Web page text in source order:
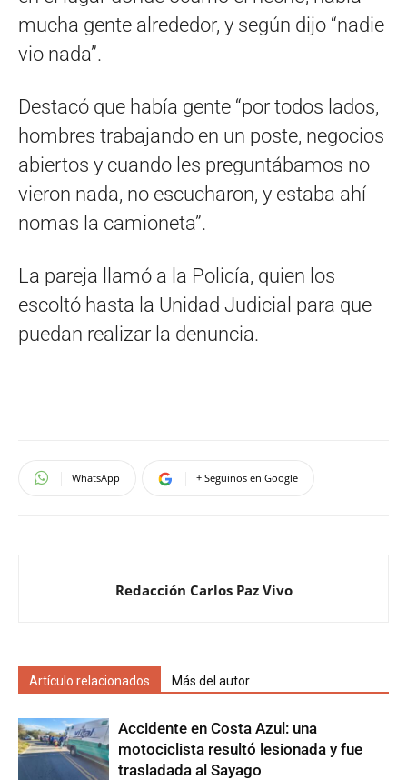
mucha gente alrededor, y según dijo “nadie
vio nada”.
Destacó que había gente “por todos lados,
hombres trabajando en un poste, negocios
abiertos y cuando les preguntábamos no
vieron nada, no escucharon, y estaba ahí
nomas la camioneta”.
La pareja llamó a la Policía, quien los
escoltó hasta la Unidad Judicial para que
puedan realizar la denuncia.
WhatsApp + Seguinos en Google
Redacción Carlos Paz Vivo
Artículo relacionados Más del autor
Accidente en Costa Azul: una
motociclista resultó lesionada y fue
trasladada al Sayago